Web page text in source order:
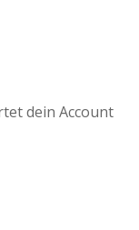
dein Account